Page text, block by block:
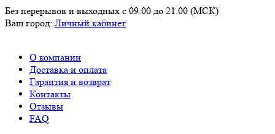
Без перерывов и выходных с 09:00 до 21:00 (МСК)
Ваш город: Личный кабинет
О компании
Доставка и оплата
Гарантия и возврат
Контакты
Отзывы
FAQ